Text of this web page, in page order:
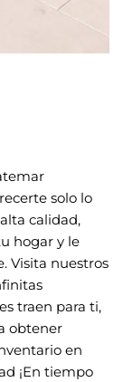
solo lo
calidad,
hogar y le
Visita nuestros
traen para ti,
obtener
en
¡En tiempo